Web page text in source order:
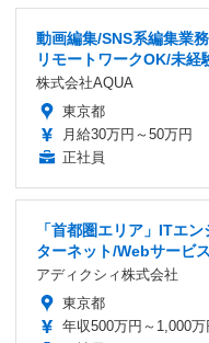
動画編集/SNS系編集業
リモートワークOK/未
株式会社AQUA
東京都
月給30万円～50万円
正社員
「首都圏エリア」ITエ
ターネット/Webサービ
アディクシィ株式会社
東京都
年収500万円～1,000万